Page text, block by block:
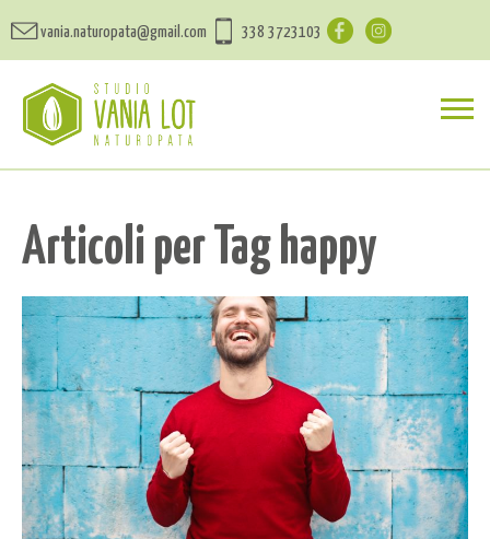
vania.naturopata@gmail.com 338 3723103
Articoli per Tag happy